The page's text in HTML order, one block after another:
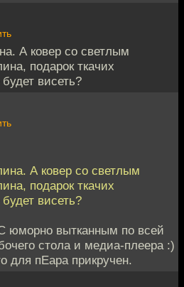
А ковер со светлым
подарок ткачих
висеть?
А ковер со светлым
подарок ткачих
висеть?
юморно вытканным по всей
стола и медиа-плеера :)
для пЕара прикручен.